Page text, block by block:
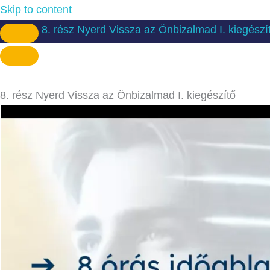
Skip to content
8. rész Nyerd Vissza az Önbizalmad I.
8. rész Nyerd Vissza az Önbizalmad I. kiegészítő